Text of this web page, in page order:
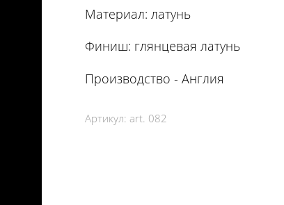
Материал: латунь
Финиш: глянцевая латунь
Производство - Англия
Артикул: art. 082